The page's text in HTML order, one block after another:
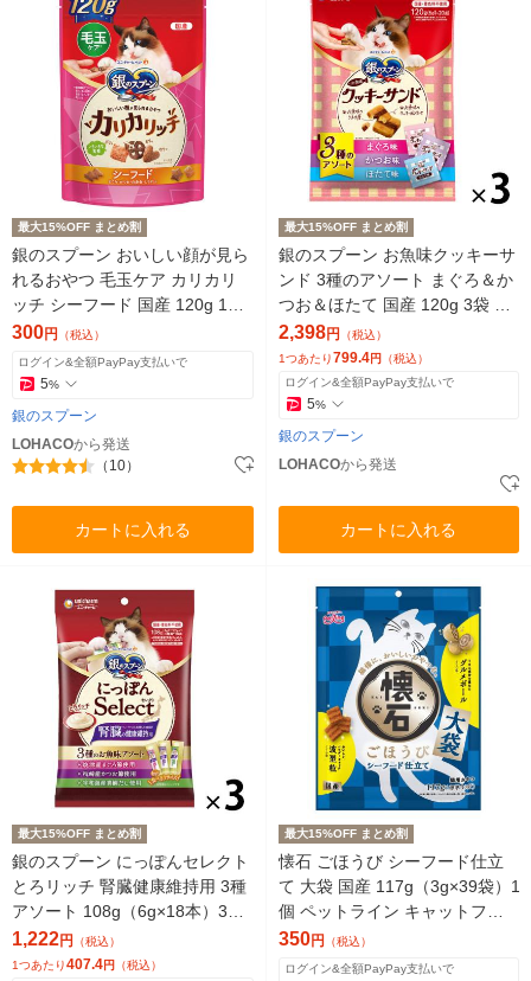
最大15%OFF まとめ割
銀のスプーン おいしい顔が見ら
れるおやつ 毛玉ケア カリカリ
ッチ シーフード 国産 120g 1袋
キャットフード 猫 おやつ
300円 （税込）
ログイン&全額PayPay支払いで
5%
銀のスプーン
LOHACOから発送
（10）
カートに入れる
最大15%OFF まとめ割
銀のスプーン お魚味クッキーサ
ンド 3種のアソート まぐろ＆か
つお＆ほたて 国産 120g 3袋 お
やつ
2,398円 （税込）
1つあたり799.4円 （税込）
ログイン&全額PayPay支払いで
5%
銀のスプーン
LOHACOから発送
カートに入れる
最大15%OFF まとめ割
銀のスプーン にっぽんセレクト
とろリッチ 腎臓健康維持用 3種
アソート 108g（6g×18本）3袋
キャットフード おやつ
1,222円
（税込）
1つあたり407.4円 （税込）
最大15%OFF まとめ割
懐石 ごほうび シーフード仕立
て 大袋 国産 117g（3g×39袋）1
個 ペットライン キャットフー
ド 猫用 新商品
350円 （税込）
ログイン&全額PayPay支払いで